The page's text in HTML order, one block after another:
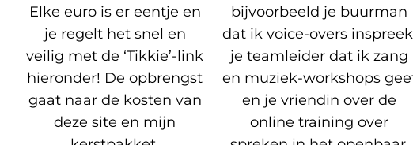
Elke euro is er eentje en
je regelt het snel en
veilig met de ‘Tikkie’-link
hieronder! De opbrengst
gaat naar de kosten van
deze site en mijn
bijvoorbeeld je buurman
dat ik voice-overs
je teamleider dat ik zang
en muziek-workshops
en je vriendin over de
online training over